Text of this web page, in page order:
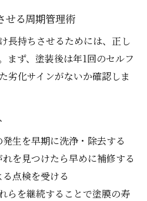
功に導く相談と見積もり
きる外壁屋根塗装業者選
約から施工までの流れ解
進め方と注意点を徹底解説
積もり比較で失敗回避す
せる周期管理術
長持ちさせるためには、正し
まず、塗装後は年1回のセルフ
劣化サインがないか確認しま
生を早期に洗浄・除去する
を見つけたら早めに補修する
点検を受ける
らを継続することで塗膜の寿